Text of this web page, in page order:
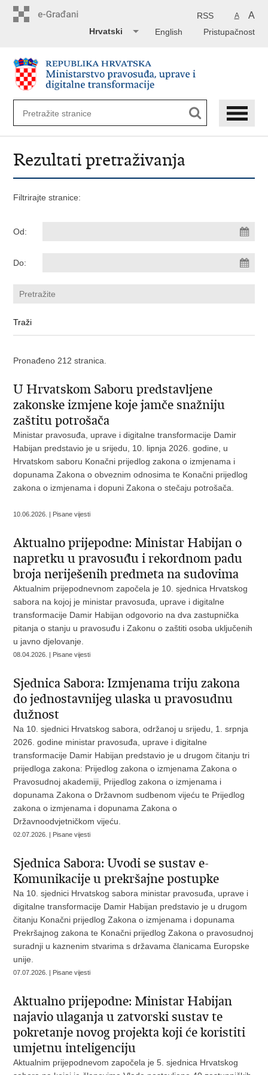
A A
RSS
Pristupačnost
English
Hrvatski
Rezultati pretraživanja
Filtrirajte stranice:
Od:
Do:
Pronađeno 212 stranica.
U Hrvatskom Saboru predstavljene
zakonske izmjene koje jamče snažniju
zaštitu potrošača
Ministar pravosuđa, uprave i digitalne transformacije Damir
Habijan predstavio je u srijedu, 10. lipnja 2026. godine, u
Hrvatskom saboru Konačni prijedlog zakona o izmjenama i
dopunama Zakona o obveznim odnosima te Konačni prijedlog
zakona o izmjenama i dopuni Zakona o stečaju potrošača.
10.06.2026. | Pisane vijesti
Aktualno prijepodne: Ministar Habijan o
napretku u pravosuđu i rekordnom padu
broja neriješenih predmeta na sudovima
Aktualnim prijepodnevnom započela je 10. sjednica Hrvatskog
sabora na kojoj je ministar pravosuđa, uprave i digitalne
transformacije Damir Habijan odgovorio na dva zastupnička
pitanja o stanju u pravosuđu i Zakonu o zaštiti osoba uključenih
u javno djelovanje.
08.04.2026. | Pisane vijesti
Sjednica Sabora: Izmjenama triju zakona
do jednostavnijeg ulaska u pravosudnu
dužnost
Na 10. sjednici Hrvatskog sabora, održanoj u srijedu, 1. srpnja
2026. godine ministar pravosuđa, uprave i digitalne
transformacije Damir Habijan predstavio je u drugom čitanju tri
prijedloga zakona: Prijedlog zakona o izmjenama Zakona o
Pravosudnoj akademiji, Prijedlog zakona o izmjenama i
dopunama Zakona o Državnom sudbenom vijeću te Prijedlog
zakona o izmjenama i dopunama Zakona o
Državnoodvjetničkom vijeću.
02.07.2026. | Pisane vijesti
Sjednica Sabora: Uvodi se sustav e-
Komunikacije u prekršajne postupke
Na 10. sjednici Hrvatskog sabora ministar pravosuđa, uprave i
digitalne transformacije Damir Habijan predstavio je u drugom
čitanju Konačni prijedlog Zakona o izmjenama i dopunama
Prekršajnog zakona te Konačni prijedlog Zakona o pravosudnoj
suradnji u kaznenim stvarima s državama članicama Europske
unije.
07.07.2026. | Pisane vijesti
Aktualno prijepodne: Ministar Habijan
najavio ulaganja u zatvorski sustav te
pokretanje novog projekta koji će koristiti
umjetnu inteligenciju
Aktualnim prijepodnevom započela je 5. sjednica Hrvatskog